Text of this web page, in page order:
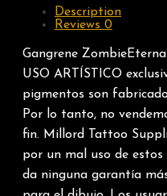
Description
Reviews 0
Gangrene
USO ARTÍSTICO
pigmentos son
Por lo tanto, no
fin. Millord Tattoo
por un mal uso de
da ninguna garantía